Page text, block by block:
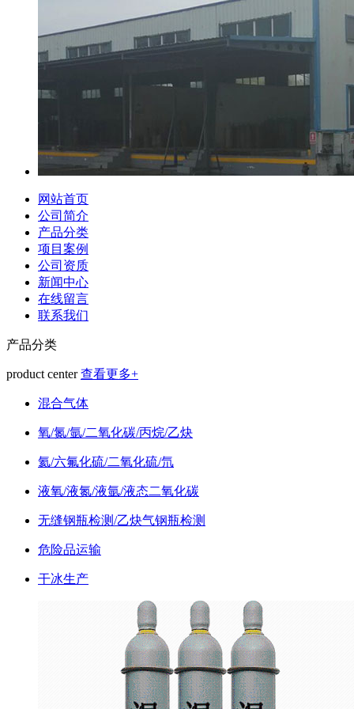
网站首页
公司简介
产品分类
项目案例
公司资质
新闻中心
在线留言
联系我们
产品分类
product center查看更多+
混合气体
氧/氮/氩/二氧化碳/丙烷/乙炔
氦/六氟化硫/二氧化硫/氘
液氧/液氮/液氩/液态二氧化碳
无缝钢瓶检测/乙炔气钢瓶检测
危险品运输
干冰生产